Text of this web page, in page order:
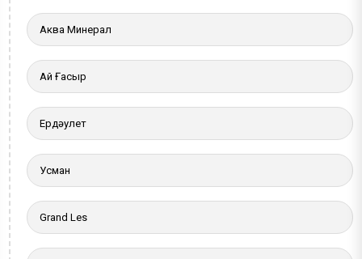
Аква Минерал
Ай Ғасыр
Ердәулет
Усман
Grand Les